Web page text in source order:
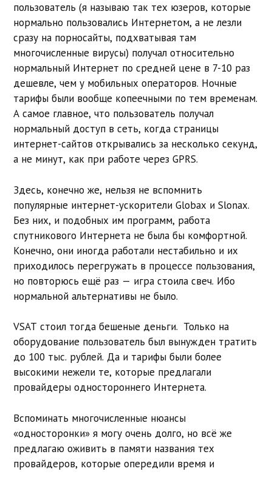
пользователь (я называю так тех юзеров, которые
нормально пользовались Интернетом, а не лезли
сразу на порносайты, подхватывая там
многочисленные вирусы) получал относительно
нормальный Интернет по средней цене в 7-10 раз
дешевле, чем у мобильных операторов. Ночные
тарифы были вообще копеечными по тем временам.
А самое главное, что пользователь получал
нормальный доступ в сеть, когда страницы
интернет-сайтов открывались за несколько секунд,
а не минут, как при работе через GPRS.
Здесь, конечно же, нельзя не вспомнить
популярные интернет-ускорители Globax и Slonax.
Без них, и подобных им программ, работа
спутникового Интернета не была бы комфортной.
Конечно, они иногда работали нестабильно и их
приходилось перегружать в процессе пользования,
но повторюсь ещё раз — игра стоила свеч. Ибо
нормальной альтернативы не было.
VSAT стоил тогда бешеные деньги. Только на
оборудование пользователь был вынужден тратить
до 100 тыс. рублей. Да и тарифы были более
высокими нежели те, которые предлагали
провайдеры одностороннего Интернета.
Вспоминать многочисленные нюансы
«односторонки» я могу очень долго, но всё же
предлагаю оживить в памяти названия тех
провайдеров, которые опередили время и